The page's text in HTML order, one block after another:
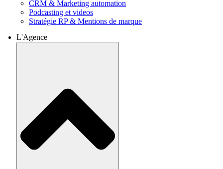
CRM & Marketing automation
Podcasting et videos
Stratégie RP & Mentions de marque
L'Agence